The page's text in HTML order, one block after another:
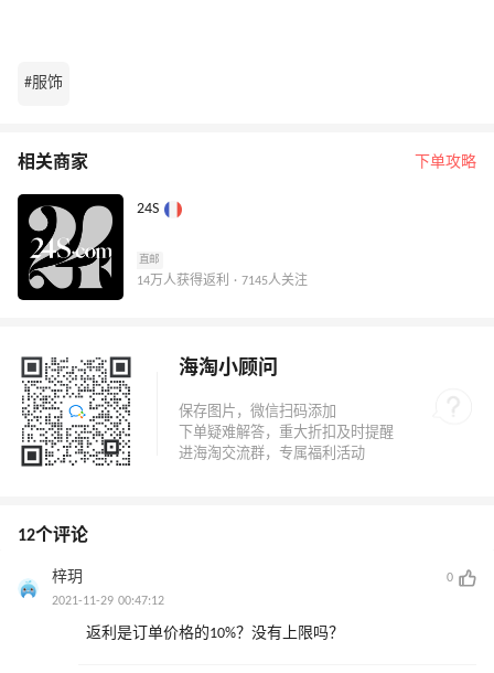
#服饰
相关商家 下单攻略
24S
直邮
14万人获得返利 · 7145人关注
海淘小顾问
12个评论
梓玥
0
2021-11-29 00:47:12
返利是订单价格的10%？没有上限吗？